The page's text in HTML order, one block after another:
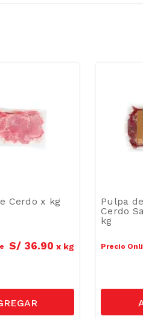
Cerdo x kg
S/ 36.90 x kg
Pulpa
Cerdo
kg
Precio